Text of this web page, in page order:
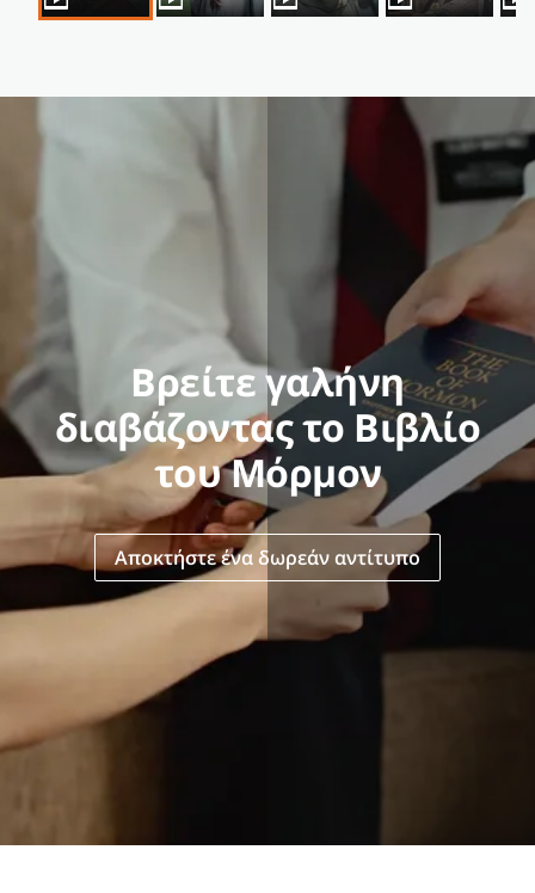
Βρείτε γαλήνη
διαβάζοντας το Βιβλίο
του Μόρμον
Αποκτήστε ένα δωρεάν αντίτυπο